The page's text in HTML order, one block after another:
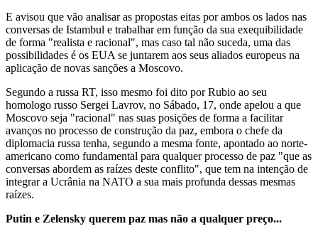
E avisou que vão analisar as propostas eitas por ambos os lados nas
conversas de Istambul e trabalhar em função da sua exequibilidade
de forma "realista e racional", mas caso tal não suceda, uma das
possibilidades é os EUA se juntarem aos seus aliados europeus na
aplicação de novas sanções a Moscovo.
Segundo a russa RT, isso mesmo foi dito por Rubio ao seu
homologo russo Sergei Lavrov, no Sábado, 17, onde apelou a que
Moscovo seja "racional" nas suas posições de forma a facilitar
avanços no processo de construção da paz, embora o chefe da
diplomacia russa tenha, segundo a mesma fonte, apontado ao norte-
americano como fundamental para qualquer processo de paz "que as
conversas abordem as raízes deste conflito", que tem na intenção de
integrar a Ucrânia na NATO a sua mais profunda dessas mesmas
raízes.
Putin e Zelensky querem paz mas não a qualquer preço...